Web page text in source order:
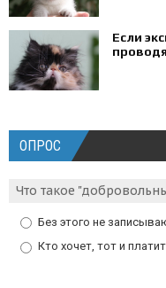
Если
ОПРОС
Что такое
Без этого не
Кто хочет, тот и платит